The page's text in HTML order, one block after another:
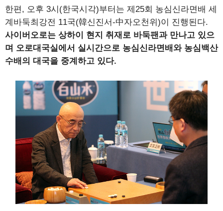
한편, 오후 3시(한국시각)부터는 제25회 농심신라면배 세
계바둑최강전 11국(韓신진서-中자오천위)이 진행된다.
사이버오로는 상하이 현지 취재로 바둑팬과 만나고 있으
며 오로대국실에서 실시간으로 농심신라면배와 농심백산
수배의 대국을 중계하고 있다.